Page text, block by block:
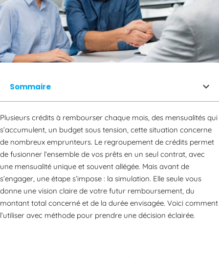
Sommaire
Plusieurs crédits à rembourser chaque mois, des mensualités qui
s’accumulent, un budget sous tension, cette situation concerne
de nombreux emprunteurs. Le regroupement de crédits permet
de fusionner l’ensemble de vos prêts en un seul contrat, avec
une mensualité unique et souvent allégée. Mais avant de
s’engager, une étape s’impose : la simulation. Elle seule vous
donne une vision claire de votre futur remboursement, du
montant total concerné et de la durée envisagée. Voici comment
l’utiliser avec méthode pour prendre une décision éclairée.